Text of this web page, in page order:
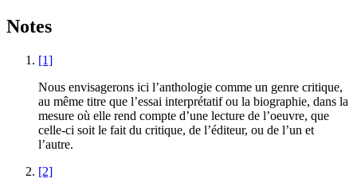
Notes
[1]
Nous envisagerons ici l’anthologie comme un genre critique,
au même titre que l’essai interprétatif ou la biographie, dans la
mesure où elle rend compte d’une lecture de l’oeuvre, que
celle-ci soit le fait du critique, de l’éditeur, ou de l’un et
l’autre.
[2]